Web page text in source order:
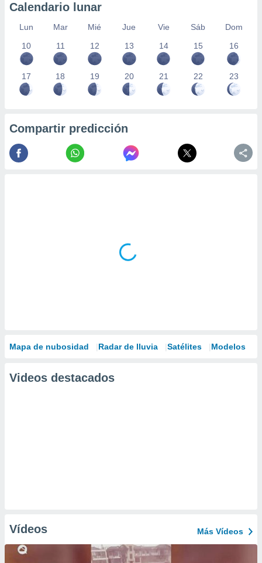
Calendario lunar
Lun Mar Mié Jue Vie Sáb
Dom
10
11 12 13 14 15 16
17 18 19 20 21 22 23
Compartir predicción
Mapa de nubosidad Radar de lluvia Satélites Modelos
Videos destacados
Vídeos Más Vídeos